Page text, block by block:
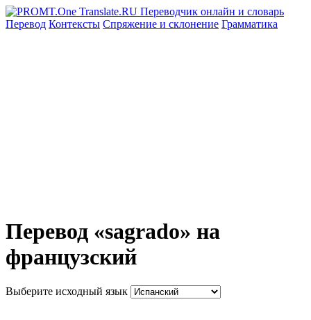
Перевод Контексты Спряжение и склонение Грамматика
Перевод «sagrado» на
французский
Выберите исходный язык